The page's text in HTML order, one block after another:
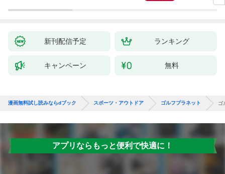
新刊配信予定 ランキング
キャンペーン 無料
漫画無料試し読みならdブック スポーツ・アウトドア ゴルフプラネット ゴ
アプリならもっと便利で快適に！